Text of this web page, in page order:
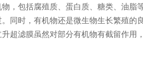
，包括腐殖质、蛋白质、糖类、油脂
同时，有机物还是微生物生长繁殖的
超滤膜虽然对部分有机物有截留作用